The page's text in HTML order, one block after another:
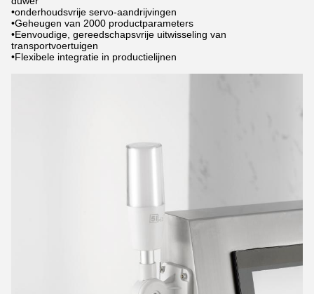
•onderhoudsvrije servo-aandrijvingen
•Geheugen van 2000 productparameters
•Eenvoudige, gereedschapsvrije uitwisseling van
transportvoertuigen
•Flexibele integratie in productielijnen